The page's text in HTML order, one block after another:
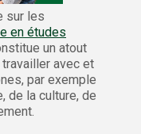
sur les
en études
un atout
avec et
par exemple
de la culture, de